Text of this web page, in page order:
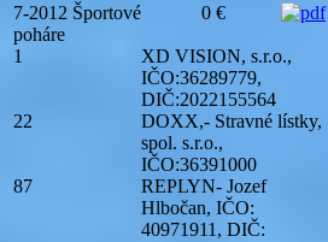
7-2012 Športové
poháre
0 €
1
XD VISION, s.r.o.,
IČO:36289779,
DIČ:2022155564
22
DOXX,- Stravné lístky,
spol. s.r.o.,
IČO:36391000
87
REPLYN- Jozef
Hlbočan, IČO:
40971911, DIČ: